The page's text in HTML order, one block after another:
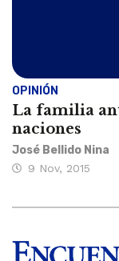
OPINIÓN
La familia
naciones
José Bellido Nina
9 Nov, 2015